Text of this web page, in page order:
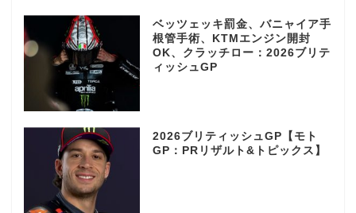
ベッツェッキ罰金、バニャイア手
根管手術、KTMエンジン開封
OK、クラッチロー：2026ブリテ
ィッシュGP
2026ブリティッシュGP【モト
GP：PRリザルト&トピックス】